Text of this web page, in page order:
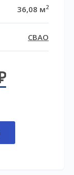
36,08 м2
СВАО